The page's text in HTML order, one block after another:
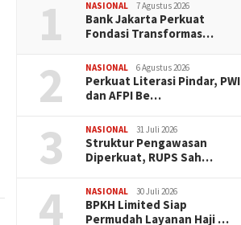
1 NASIONAL 7 Agustus 2026
Bank Jakarta Perkuat
Fondasi Transformas…
2 NASIONAL 6 Agustus 2026
Perkuat Literasi Pindar, PWI
dan AFPI Be…
3 NASIONAL 31 Juli 2026
​Struktur Pengawasan
Diperkuat, RUPS Sah…
4 NASIONAL 30 Juli 2026
BPKH Limited Siap
Permudah Layanan Haji …